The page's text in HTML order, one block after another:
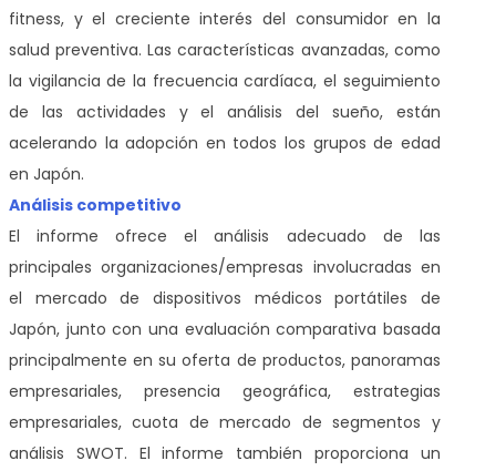
fitness, y el creciente interés del consumidor en la
salud preventiva. Las características avanzadas, como
la vigilancia de la frecuencia cardíaca, el seguimiento
de las actividades y el análisis del sueño, están
acelerando la adopción en todos los grupos de edad
en Japón.
Análisis competitivo
El informe ofrece el análisis adecuado de las
principales organizaciones/empresas involucradas en
el mercado de dispositivos médicos portátiles de
Japón, junto con una evaluación comparativa basada
principalmente en su oferta de productos, panoramas
empresariales, presencia geográfica, estrategias
empresariales, cuota de mercado de segmentos y
análisis SWOT. El informe también proporciona un